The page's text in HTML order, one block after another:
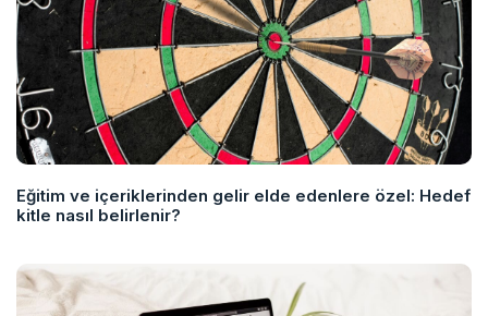
Eğitim ve içeriklerinden gelir elde edenlere özel: Hedef
kitle nasıl belirlenir?